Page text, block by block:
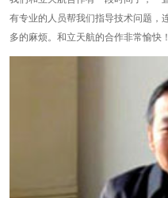
有专业的人员帮我们指导技术问题，
多的麻烦。和立天航的合作非常愉快！